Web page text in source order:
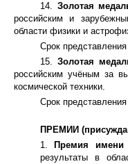
14. Золотая
российским и
области физики и
Срок представления
15.Золотая
российским учёным за
космической техники.
Срок представления
ПРЕМИИ
1.
Премия имени
результаты в